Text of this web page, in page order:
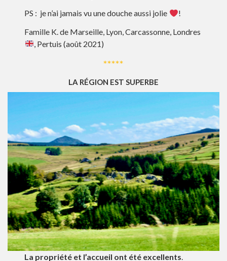
PS : je n’ai jamais vu une douche aussi jolie
!
Famille K. de Marseille, Lyon, Carcassonne, Londres
, Pertuis (août 2021)
*****
LA RÉGION EST SUPERBE
La propriété et l’accueil ont été excellents